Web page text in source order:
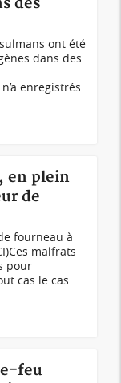
ont été
dans des
enregistrés
en plein
de
fourneau à
malfrats
pour
cas le cas
feu